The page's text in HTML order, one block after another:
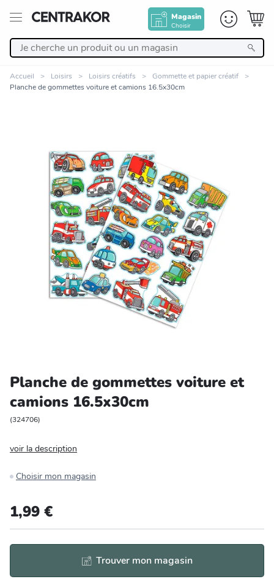
Magasin
Choisir
Linge de maison
Meuble
Cuisine et art de la table
Salle de bain et beauté
Entretien et rangement
Bricolage et auto
Jardin et plein air
Accueil Loisirs Loisirs créatifs
Gommette et papier créatif
Planche de gommettes voiture et camions 16.5x30cm
Zoomer sur l'image
Planche de gommettes voiture et
camions 16.5x30cm
(324706)
voir la description
Choisir mon magasin
1,99 €
Trouver mon magasin